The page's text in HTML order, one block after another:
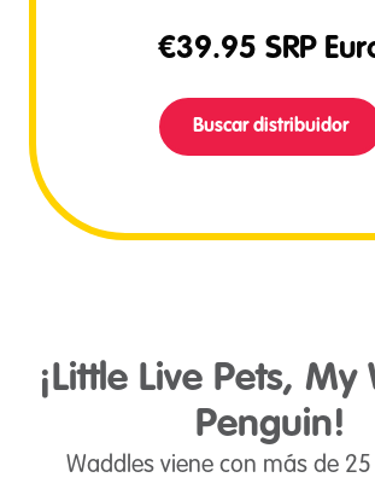
€39.95 SRP
Buscar distribuidor
¡Little Live Pets, My
Penguin!
Waddles viene con más de